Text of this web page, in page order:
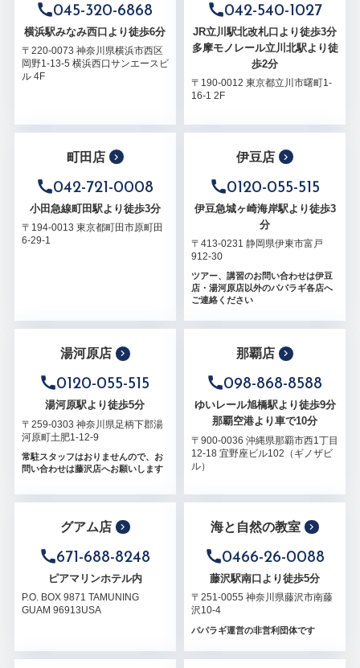
045-320-6868
横浜駅みなみ西口より徒歩6分
〒220-0073 神奈川県横浜市西区
岡野1-13-5 横浜西口サンエースビ
ル 4F
042-540-1027
JR立川駅北改札口より徒歩3分
多摩モノレール立川北駅より徒
歩2分
〒190-0012 東京都立川市曙町1-
16-1 2F
町田店
042-721-0008
小田急線町田駅より徒歩3分
〒194-0013 東京都町田市原町田
6-29-1
伊豆店
0120-055-515
伊豆急城ヶ崎海岸駅より徒歩3
分
〒413-0231 静岡県伊東市富戸
912-30
ツアー、講習のお問い合わせは伊豆
店・湯河原店以外のパパラギ各店へ
ご連絡ください
湯河原店
0120-055-515
湯河原駅より徒歩5分
〒259-0303 神奈川県足柄下郡湯
河原町土肥1-12-9
常駐スタッフはおりませんので、お
問い合わせは藤沢店へお願いします
那覇店
098-868-8588
ゆいレール旭橋駅より徒歩9分
那覇空港より車で10分
〒900-0036 沖縄県那覇市西1丁目
12-18 宜野座ビル102（ギノザビ
ル）
グアム店
671-688-8248
ピアマリンホテル内
P.O. BOX 9871 TAMUNING
GUAM 96913USA
海と自然の教室
0466-26-0088
藤沢駅南口より徒歩5分
〒251-0055 神奈川県藤沢市南藤
沢10-4
パパラギ運営の非営利団体です